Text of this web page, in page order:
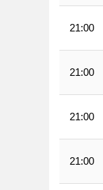
21:00
21:00
21:00
21:00